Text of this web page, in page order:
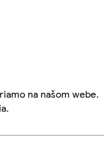
na našom webe.